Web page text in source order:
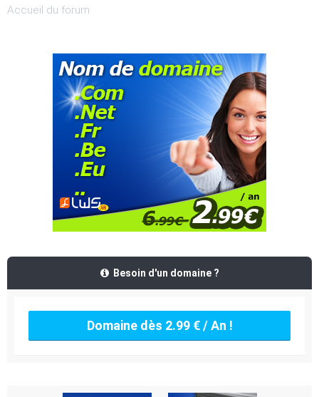
Accueil du forum
Besoin d'un domaine ?
Domaine dès 2.99 € / An !